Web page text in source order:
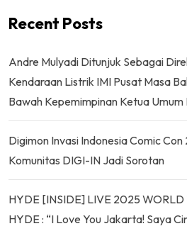
Recent Posts
Andre Mulyadi Ditunjuk Sebagai
Kendaraan Listrik IMI Pusat Masa
Bawah Kepemimpinan Ketua
Digimon Invasi Indonesia Comic
Komunitas DIGI-IN Jadi Sorotan
HYDE [INSIDE] LIVE 2025 WORLD
HYDE : “I Love You Jakarta! Saya